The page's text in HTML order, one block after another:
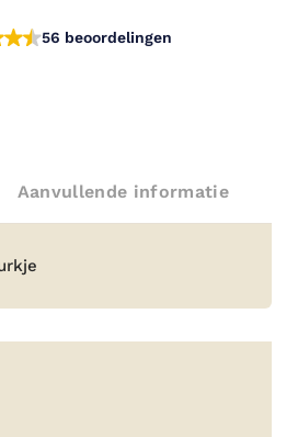
56 beoordelingen
Aanvullende informatie